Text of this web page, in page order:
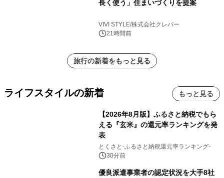
長く使う」住まいづくりを提案
VIVI STYLE/株式会社クレバー
21時間前
旅行の新着をもっと見る
ライフスタイルの新着 もっと見る
【2026年8月版】ふるさと納税でもら
える『玄米』の還元率ランキングを発
表
とくさと-ふるさと納税還元率ランキング-
30分前
優良派遣事業者の認定状況を大手8社